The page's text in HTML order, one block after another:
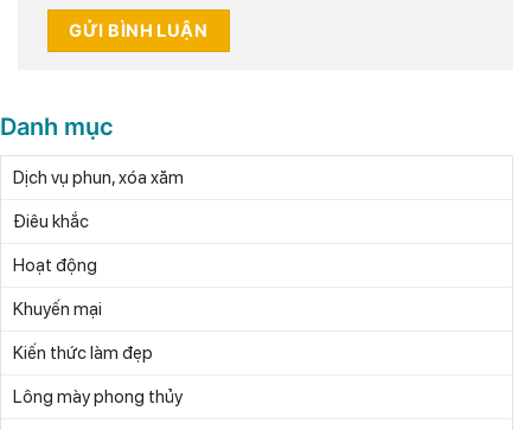
Danh mục
Dịch vụ phun, xóa xăm
Điêu khắc
Hoạt động
Khuyến mại
Kiến thức làm đẹp
Lông mày phong thủy